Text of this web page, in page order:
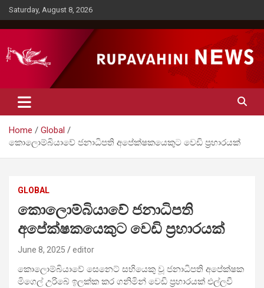
Skip
to
content
Saturday, August 8, 2026
Rupavahini News
Home
Global
කොලොම්බියාවේ ජනාධිපති අපේක්ෂකයෙකුට වෙඩි ප්‍රහාරයක්
GLOBAL
කොලොම්බියාවේ ජනාධිපති
අපේක්ෂකයෙකුට වෙඩි ප්‍රහාරයක්
June 8, 2025 editor
කොලොම්බියාවේ සෙනෙට් සභියෙකු වූ ජනාධිපති අපේක්ෂක
මිගෙල් උරිබේ ඉලක්ක කර ගනිමින් වෙඩි ප්‍රහාරයක් එල්ලවී